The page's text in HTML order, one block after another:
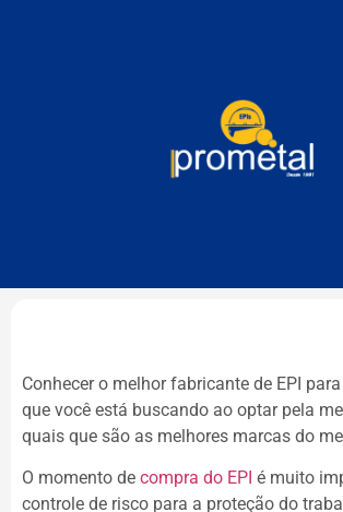
Conhecer o melhor fabricante de EPI
que você está buscando ao optar pela
quais que são as melhores marcas do
O momento de compra do EPI é muito
controle de risco para a proteção do